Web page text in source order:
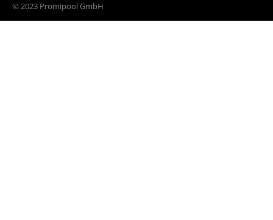
© 2023 Promipool GmbH